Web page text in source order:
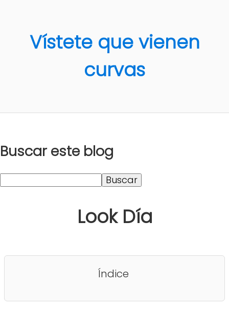
Vístete que vienen
curvas
Buscar este blog
Look Día
Índice